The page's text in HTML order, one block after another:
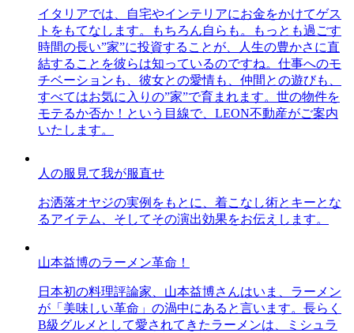
イタリアでは、自宅やインテリアにお金をかけてゲス
トをもてなします。もちろん自らも。もっとも過ごす
時間の長い”家”に投資することが、人生の豊かさに直
結することを彼らは知っているのですね。仕事へのモ
チベーションも、彼女との愛情も、仲間との遊びも、
すべてはお気に入りの”家”で育まれます。世の物件を
モテるか否か！という目線で、LEON不動産がご案内
いたします。
人の服見て我が服直せ
お洒落オヤジの実例をもとに、着こなし術とキーとな
るアイテム、そしてその演出効果をお伝えします。
山本益博のラーメン革命！
日本初の料理評論家、山本益博さんはいま、ラーメン
が「美味しい革命」の渦中にあると言います。長らく
B級グルメとして愛されてきたラーメンは、ミシュラ